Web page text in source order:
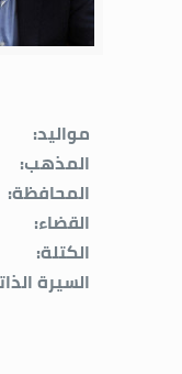
مواليد:
المذهب:
المحافظة:
القضاء:
الكتلة:
السيرة